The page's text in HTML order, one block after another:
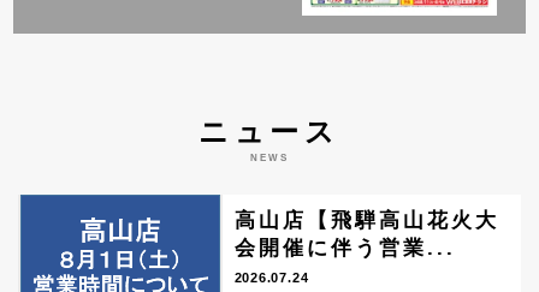
ニュース
NEWS
高山店【飛騨高山花火大
会開催に伴う営業...
2026.07.24